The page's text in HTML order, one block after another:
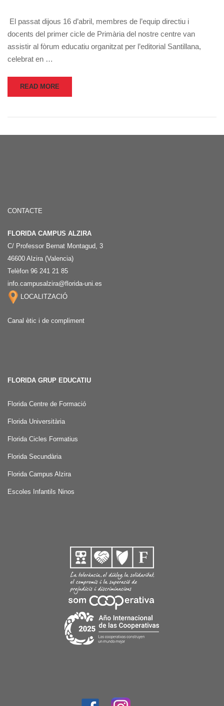
El passat dijous 16 d’abril, membres de l’equip directiu i
docents del primer cicle de Primària del nostre centre van
assistir al fòrum educatiu organitzat per l’editorial Santillana,
celebrat en …
READ MORE
CONTACTE
FLORIDA CAMPUS ALZIRA
C/ Professor Bernat Montagud, 3
46600 Alzira (Valencia)
Telèfon 96 241 21 85
info.campusalzira@florida-uni.es
LOCALITZACIÓ
Canal ètic i de compliment
FLORIDA GRUP EDUCATIU
Florida Centre de Formació
Florida Universitària
Florida Cicles Formatius
Florida Secundària
Florida Campus Alzira
Escoles Infantils Ninos